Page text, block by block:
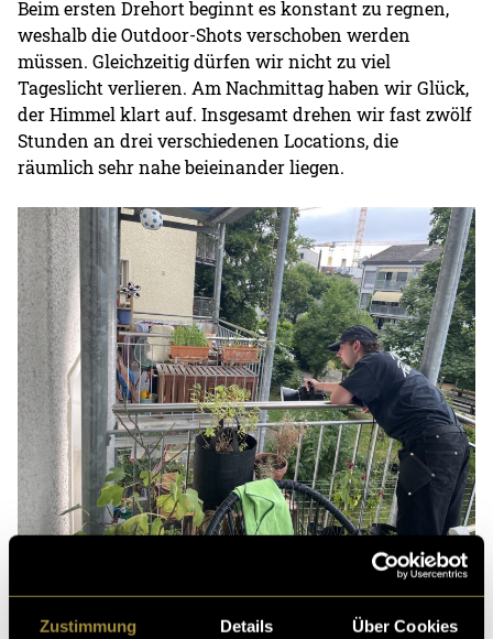
Zustimmung Details Über Cookies
Beim ersten Drehort beginnt es konstant zu regnen,
weshalb die Outdoor-Shots verschoben werden
müssen. Gleichzeitig dürfen wir nicht zu viel
Tageslicht verlieren. Am Nachmittag haben wir Glück,
der Himmel klart auf. Insgesamt drehen wir fast zwölf
Stunden an drei verschiedenen Locations, die
räumlich sehr nahe beieinander liegen.
Das Licht in der Treppenhausszene musste künstlich von
Draussen kommen.